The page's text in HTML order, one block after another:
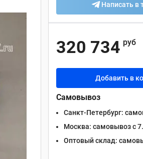
Написать в
320 734 руб
Добавить в
Самовывоз
Санкт-Петербург:
Москва: самовывоз с
Оптовый склад: